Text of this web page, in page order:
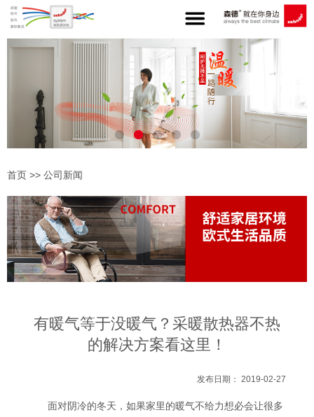
首页 >> 公司新闻
有暖气等于没暖气？采暖散热器不热
的解决方案看这里！
发布日期： 2019-02-27
面对阴冷的冬天，如果家里的暖气不给力想必会让很多